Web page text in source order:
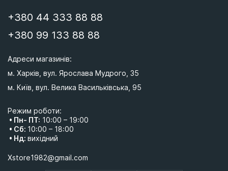
+380 44 333 88 88
+380 99 133 88 88
Адреси магазинів:
м. Харків, вул. Ярослава Мудрого, 35
м. Київ, вул. Велика Васильківська, 95
Режим роботи:
• Пн- ПТ: 10:00 – 19:00
• Сб: 10:00 – 18:00
• Нд: вихідний
Xstore1982@gmail.com